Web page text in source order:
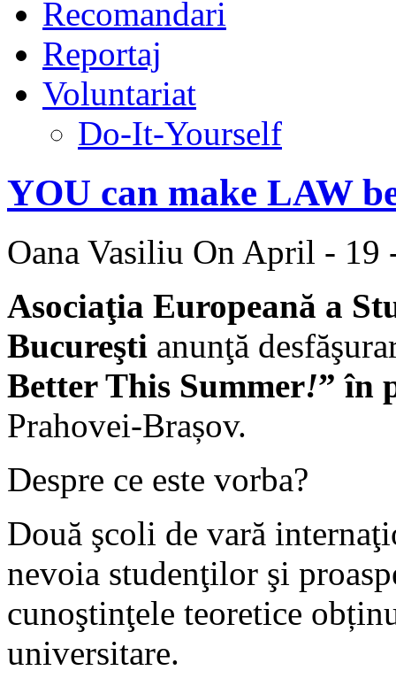
Recomandari
Reportaj
Voluntariat
Do-It-Yourself
YOU can make LAW
Oana Vasiliu On April - 19
Asociaţia Europeană a
Bucureşti anunţă
Better This Summer!” în
Prahovei-Brașov.
Despre ce este vorba?
Două şcoli de vară
nevoia studenţilor şi
cunoştinţele teoretice
universitare.